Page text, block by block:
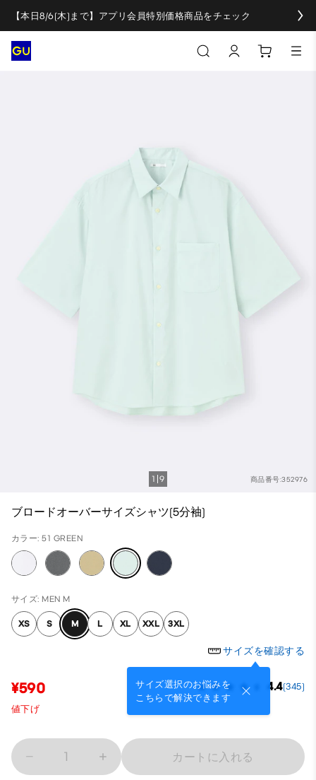
【本日8/6(木)まで】アプリ会員特別価格商品をチェック
商品番号:352976
1 9
ブロードオーバーサイズシャツ(5分袖)
カラー: 51 GREEN
サイズ: MEN M
XS S M L XL XXL 3XL
サイズを確認する
サイズ選択のお悩みを
こちらで解決できます
¥590 4.4(345)
値下げ
1 カートに入れる